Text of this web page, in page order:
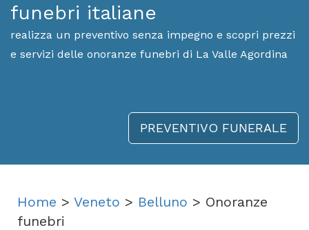
funebri italiane
realizza un preventivo senza impegno e scopri prezzi
e servizi delle onoranze funebri di La Valle Agordina
PREVENTIVO FUNERALE
Home > Veneto > Belluno > Onoranze
funebri